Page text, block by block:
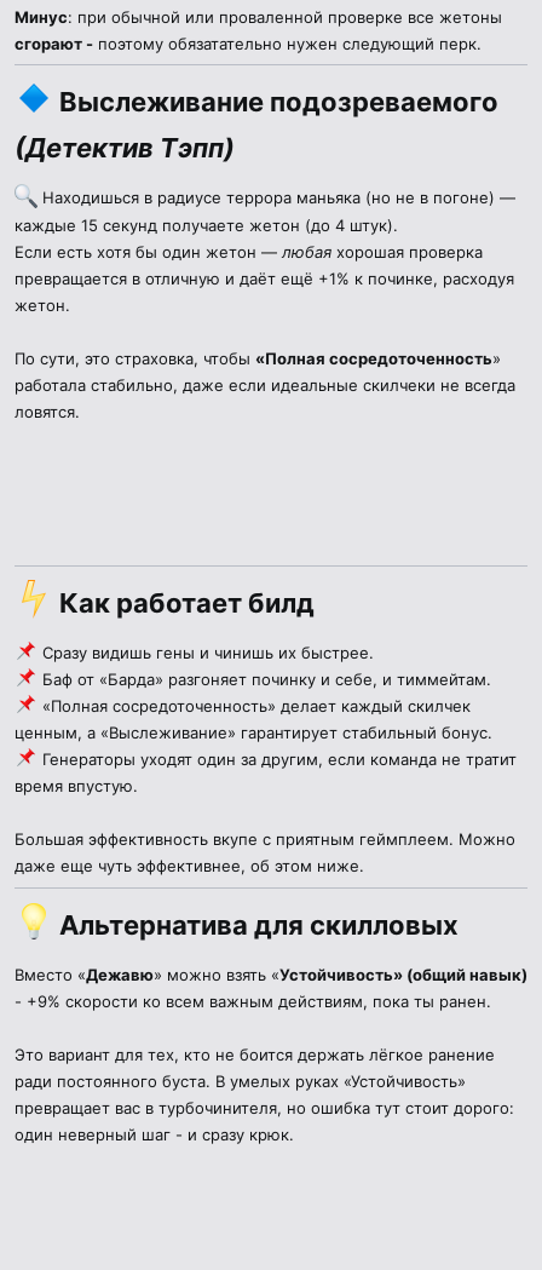
Минус: при обычной или проваленной проверке все жетоны
сгорают - поэтому обязатательно нужен следующий перк.
Выслеживание подозреваемого
(Детектив Тэпп)
Находишься в радиусе террора маньяка (но не в погоне) —
каждые 15 секунд получаете жетон (до 4 штук).
Если есть хотя бы один жетон — любая хорошая проверка
превращается в отличную и даёт ещё +1% к починке, расходуя
жетон.
По сути, это страховка, чтобы «Полная сосредоточенность»
работала стабильно, даже если идеальные скилчеки не всегда
ловятся.
Как работает билд
Сразу видишь гены и чинишь их быстрее.
Баф от «Барда» разгоняет починку и себе, и тиммейтам.
«Полная сосредоточенность» делает каждый скилчек
ценным, а «Выслеживание» гарантирует стабильный бонус.
Генераторы уходят один за другим, если команда не тратит
время впустую.
Большая эффективность вкупе с приятным геймплеем. Можно
даже еще чуть эффективнее, об этом ниже.
Альтернатива для скилловых
Вместо «Дежавю» можно взять «Устойчивость» (общий навык)
- +9% скорости ко всем важным действиям, пока ты ранен.
Это вариант для тех, кто не боится держать лёгкое ранение
ради постоянного буста. В умелых руках «Устойчивость»
превращает вас в турбочинителя, но ошибка тут стоит дорого:
один неверный шаг - и сразу крюк.